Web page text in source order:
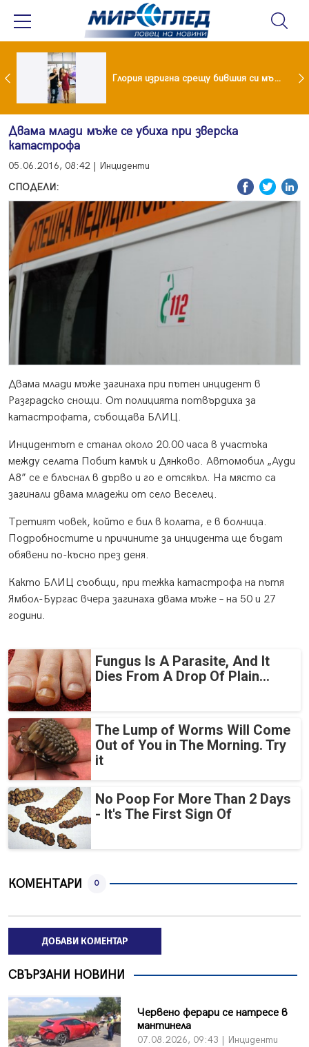
Мария и майка си построиха къща от 8000 стъклени бутилки Глория изригна срещу бившия си мъж: Беше със 120-килограмова жена! Искаше бърза печалба...
Двама млади мъже се убиха при зверска
катастрофа
05.06.2016, 08:42 | Инциденти
СПОДЕЛИ:
Двама млади мъже загинаха при пътен инцидент в
Разградско снощи. От полицията потвърдиха за
катастрофата, събощава БЛИЦ.
Инцидентът е станал около 20.00 часа в участъка
между селата Побит камък и Дянково. Автомобил „Ауди
А8” се е блъснал в дърво и го е отсякъл. На място са
загинали двама младежи от село Веселец.
Третият човек, който е бил в колата, е в болница.
Подробностите и причините за инцидента ще бъдат
обявени по-късно през деня.
Както БЛИЦ съобщи, при тежка катастрофа на пътя
Ямбол-Бургас вчера загинаха двама мъже – на 50 и 27
години.
Fungus Is A Parasite, And It
Dies From A Drop Of Plain...
The Lump of Worms Will Come
Out of You in The Morning. Try
it
No Poop For More Than 2 Days
- It's The First Sign Of
КОМЕНТАРИ 0
ДОБАВИ КОМЕНТАР
СВЪРЗАНИ НОВИНИ
Червено ферари се натресе в
мантинела
07.08.2026, 09:43 | Инциденти